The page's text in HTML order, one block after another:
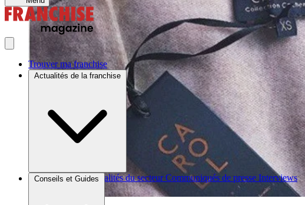
Trouver ma franchise
Actualités de la franchise
Brèves et actus Actualités du secteur Communiqués de presse Interviews
Conseils et Guides